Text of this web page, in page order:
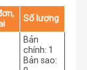
Số lượng
Bản
chính: 1
Bản sao: